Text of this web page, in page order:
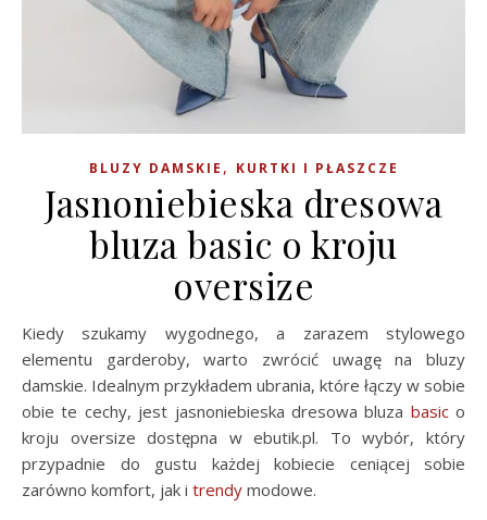
BLUZY DAMSKIE , KURTKI I PŁASZCZE
Jasnoniebieska dresowa
bluza basic o kroju
oversize
Kiedy szukamy wygodnego, a zarazem stylowego
elementu garderoby, warto zwrócić uwagę na bluzy
damskie. Idealnym przykładem ubrania, które łączy w sobie
obie te cechy, jest jasnoniebieska dresowa bluza basico
kroju oversize dostępna w ebutik.pl. To wybór, który
przypadnie do gustu każdej kobiecie ceniącej sobie
zarówno komfort, jak i trendy modowe.